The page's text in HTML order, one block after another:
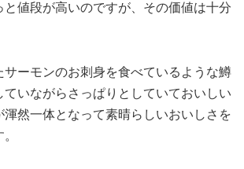
と値段が高いのですが、その価値は十分
サーモンのお刺身を食べているような鱒
ていながらさっぱりとしていておいしい
渾然一体となって素晴らしいおいしさを